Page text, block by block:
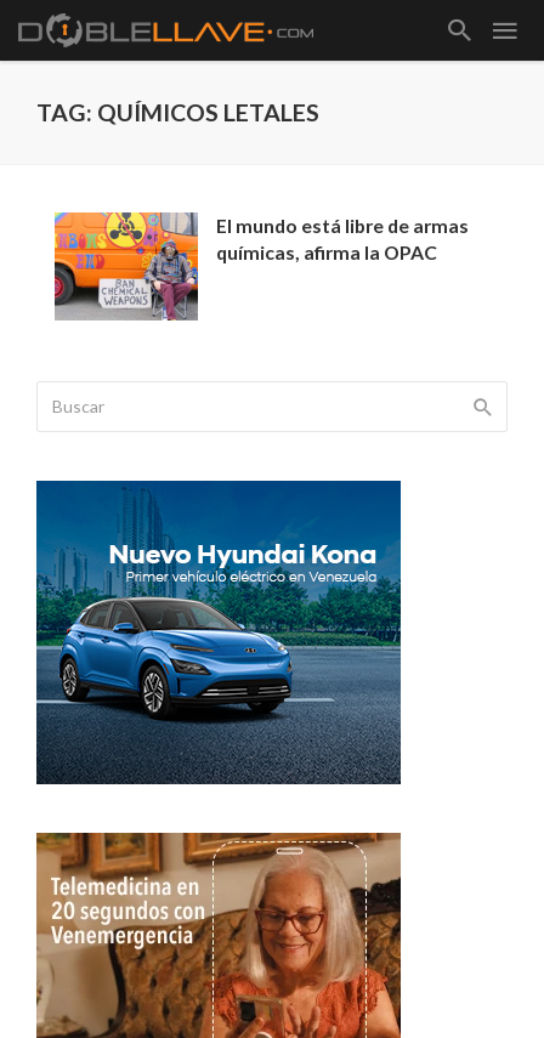
TAG: QUÍMICOS LETALES
El mundo está libre de armas
químicas, afirma la OPAC